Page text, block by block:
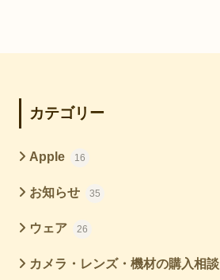
カテゴリー
Apple 16
お知らせ 35
ウェア 26
カメラ・レンズ・機材の購入相談